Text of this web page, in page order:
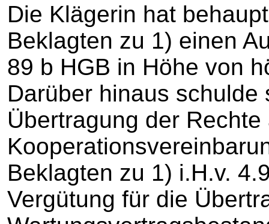
Die Klägerin hat
Beklagten zu 1) einen
89 b HGB in Höhe von
Darüber hinaus
Übertragung der Rechte
Beklagten zu 1) i.H.v.
Vergütung für die